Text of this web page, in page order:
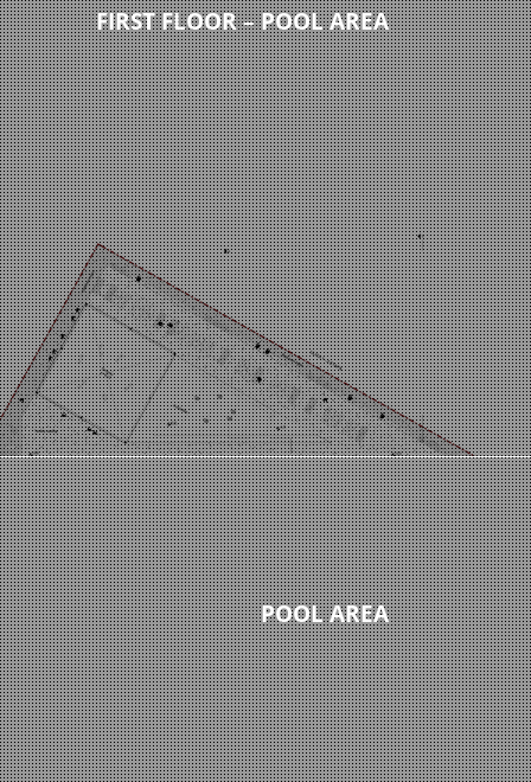
FIRST FLOOR – POOL AREA
POOL AREA